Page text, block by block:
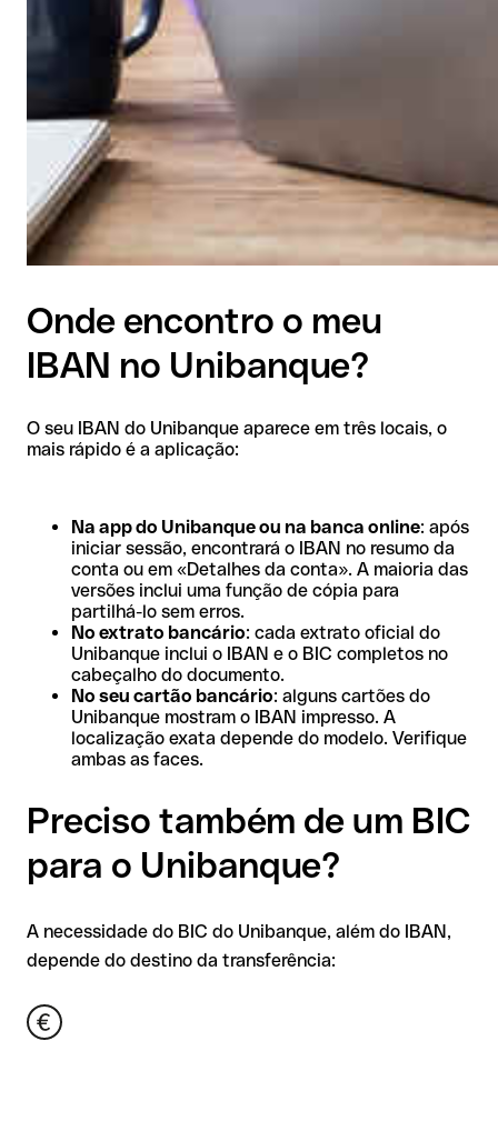
Onde encontro o meu
IBAN no Unibanque?
O seu IBAN do Unibanque aparece em três locais, o
mais rápido é a aplicação:
Na app do Unibanque ou na banca online: após
iniciar sessão, encontrará o IBAN no resumo da
conta ou em «Detalhes da conta». A maioria das
versões inclui uma função de cópia para
partilhá-lo sem erros.
No extrato bancário: cada extrato oficial do
Unibanque inclui o IBAN e o BIC completos no
cabeçalho do documento.
No seu cartão bancário: alguns cartões do
Unibanque mostram o IBAN impresso. A
localização exata depende do modelo. Verifique
ambas as faces.
Preciso também de um BIC
para o Unibanque?
A necessidade do BIC do Unibanque, além do IBAN,
depende do destino da transferência: